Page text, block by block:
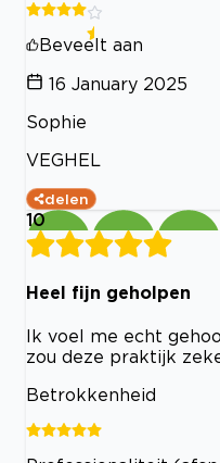
Beveelt aan
16 January 2025
Sophie
VEGHEL
delen
10
Heel fijn geholpen
Ik voel me echt
zou deze praktijk
Betrokkenheid